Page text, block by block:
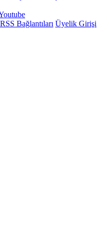
RSS Bağlantıları Üyelik Girişi